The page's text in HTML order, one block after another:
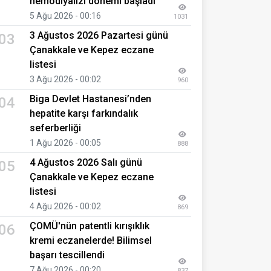
5 Ağu 2026 - 00:16 1031
3 Ağustos 2026 Pazartesi günü
Çanakkale ve Kepez eczane
listesi
3 Ağu 2026 - 00:02 960
Biga Devlet Hastanesi’nden
hepatite karşı farkındalık
seferberliği
1 Ağu 2026 - 00:05 888
4 Ağustos 2026 Salı günü
Çanakkale ve Kepez eczane
listesi
4 Ağu 2026 - 00:02 869
ÇOMÜ'nün patentli kırışıklık
kremi eczanelerde! Bilimsel
başarı tescillendi